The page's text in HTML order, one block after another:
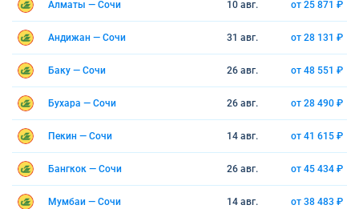
Алматы — Сочи 10 авг. от 25 871 ₽
Андижан — Сочи 31 авг. от 28 131 ₽
Баку — Сочи 26 авг. от 48 551 ₽
Бухара — Сочи 26 авг. от 28 490 ₽
Пекин — Сочи 14 авг. от 41 615 ₽
Бангкок — Сочи 26 авг. от 45 434 ₽
Мумбаи — Сочи 14 авг. от 38 483 ₽